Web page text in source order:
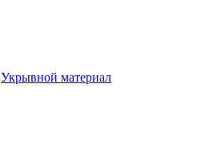
Укрывной материал